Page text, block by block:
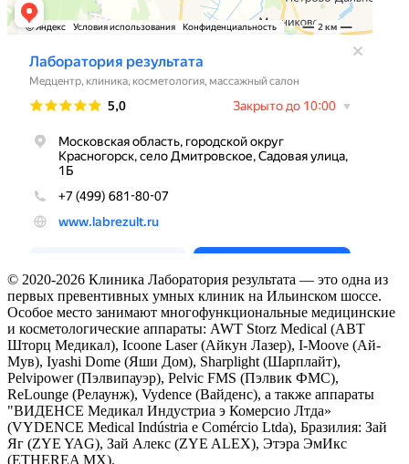
© 2020-2026 Клиника Лаборатория результата — это одна из
первых превентивных умных клиник на Ильинском шоссе.
Особое место занимают многофункциональные медицинские
и косметологические аппараты: AWT Storz Medical (АВТ
Шторц Медикал), Icoone Laser (Айкун Лазер), I-Moove (Ай-
Мув), Iyashi Dome (Яши Дом), Sharplight (Шарплайт),
Pelvipower (Пэлвипауэр), Pelvic FMS (Пэлвик ФМС),
ReLounge (Релаунж), Vydence (Вайденс), а также аппараты
"ВИДЕНСЕ Медикал Индустриа э Комерсио Лтда»
(VYDENCE Medical Indústria e Comércio Ltda), Бразилия: Зай
Яг (ZYE YAG), Зай Алекс (ZYE ALEX), Этэра ЭмИкс
(ETHEREA MX).